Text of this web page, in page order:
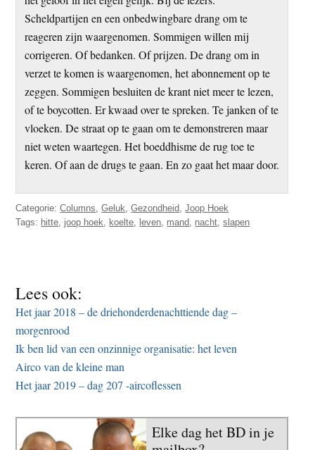
Scheldpartijen en een onbedwingbare drang om te
reageren zijn waargenomen. Sommigen willen mij
corrigeren. Of bedanken. Of prijzen. De drang om in
verzet te komen is waargenomen, het abonnement op te
zeggen. Sommigen besluiten de krant niet meer te lezen,
of te boycotten. Er kwaad over te spreken. Te janken of te
vloeken. De straat op te gaan om te demonstreren maar
niet weten waartegen. Het boeddhisme de rug toe te
keren. Of aan de drugs te gaan. En zo gaat het maar door.
Categorie:Columns,Geluk,Gezondheid,Joop Hoek
Tags: hitte, joop hoek, koelte, leven, mand, nacht,slapen
Lees ook:
Het jaar 2018 – de driehonderdenachttiende dag –
morgenrood
Ik ben lid van een onzinnige organisatie: het leven
Airco van de kleine man
Het jaar 2019 – dag 207 -aircoflessen
Elke dag het BD in je